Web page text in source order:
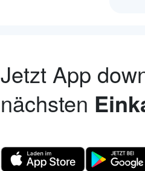
Jetzt App
nächsten